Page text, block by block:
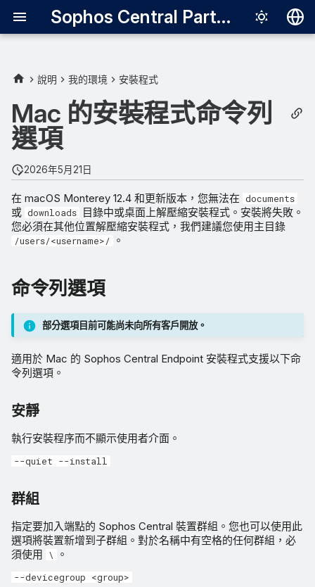
Sophos Central Partner
Español
Français
日本語
한국어
Português
安靜
群組
訊息轉送
Proxy 位址
電腦名稱覆寫
網域名稱覆寫
Sophos Central 中使用者名
稱的首選主機名稱
註冊伺服器
客戶權杖
要安裝的產品
說明 我的環境 安裝程式
Mac 的安裝程式命令列
選項
2026年5月21日
在 macOS Monterey 12.4 和更新版本，您無法在 documents
或 downloads
目錄中或桌面上解壓縮安裝程式。安裝將失敗。
您必須在其他位置解壓縮安裝程式，我們建議您使用主目錄
/users/<username>/ 。
命令列選項
部分選項目前可能尚未向所有客戶開放。
適用於 Mac 的 Sophos Central Endpoint 安裝程式支援以下命
令列選項。
安靜
執行安裝程序而不顯示使用者介面。
--quiet --install
群組
指定要加入端點的 Sophos Central 裝置群組。您也可以使用此
選項將裝置新增到子群組。對於名稱中有空格的任何群組，必
須使用
\ 。
--devicegroup <group>